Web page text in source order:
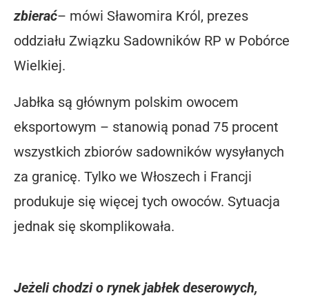
zbierać– mówi Sławomira Król, prezes
oddziału Związku Sadowników RP w Pobórce
Wielkiej.
Jabłka są głównym polskim owocem
eksportowym – stanowią ponad 75 procent
wszystkich zbiorów sadowników wysyłanych
za granicę. Tylko we Włoszech i Francji
produkuje się więcej tych owoców. Sytuacja
jednak się skomplikowała.
Jeżeli chodzi o rynek jabłek deserowych,